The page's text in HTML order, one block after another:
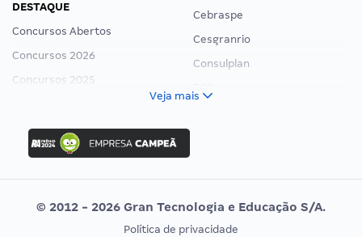
DESTAQUE
Concursos Abertos
Concursos 2026
Concursos 2025
Concurso Ibama
Concurso MPU
Editais publicados
Cebraspe
Cesgranrio
Consulplan
Vunesp
Veja mais
© 2012 - 2026 Gran Tecnologia e Educação S/A.
Política de privacidade